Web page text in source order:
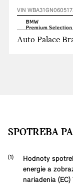
VIN
Auto Palace
SPOTREBA
Hodnoty
energie a
nariadenia